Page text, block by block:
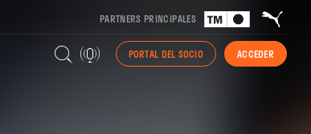
PARTNERS PRINCIPALES
PORTAL DEL SOCIO ACCEDER